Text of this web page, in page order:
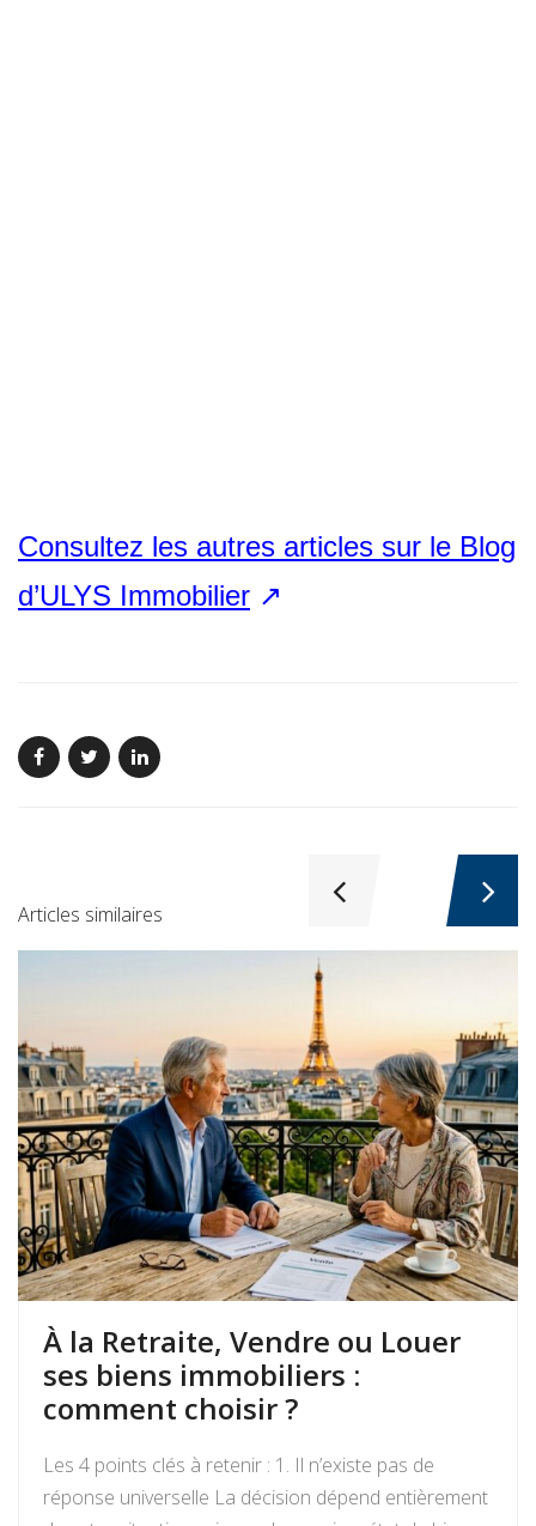
Consultez les autres articles sur le Blog
d’ULYS Immobilier ↗
Articles similaires
À la Retraite, Vendre ou Louer
ses biens immobiliers :
comment choisir ?
Les 4 points clés à retenir : 1. Il n’existe pas de
réponse universelle La décision dépend entièrement